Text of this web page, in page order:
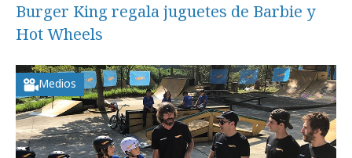
Burger King regala juguetes de Barbie y
Hot Wheels
Medios